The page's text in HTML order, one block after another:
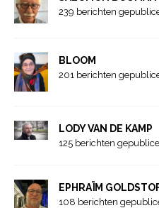
239 berichten
BLOOM
201 berichten
LODY VAN DE KAMP
125 berichten
EPHRAÏM
108 berichten